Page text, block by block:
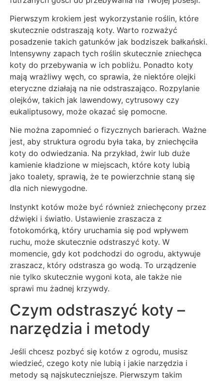
Pierwszym krokiem jest wykorzystanie roślin, które
skutecznie odstraszają koty. Warto rozważyć
posadzenie takich gatunków jak bodziszek bałkański.
Intensywny zapach tych roślin skutecznie zniechęca
koty do przebywania w ich pobliżu. Ponadto koty
mają wrażliwy węch, co sprawia, że niektóre olejki
eteryczne działają na nie odstraszająco. Rozpylanie
olejków, takich jak lawendowy, cytrusowy czy
eukaliptusowy, może okazać się pomocne.
Nie można zapomnieć o fizycznych barierach. Ważne
jest, aby struktura ogrodu była taka, by zniechęciła
koty do odwiedzania. Na przykład, żwir lub duże
kamienie kładzione w miejscach, które koty lubią
jako toalety, sprawią, że te powierzchnie staną się
dla nich niewygodne.
Instynkt kotów może być również zniechęcony przez
dźwięki i światło. Ustawienie zraszacza z
fotokomórką, który uruchamia się pod wpływem
ruchu, może skutecznie odstraszyć koty. W
momencie, gdy kot podchodzi do ogrodu, aktywuje
zraszacz, który odstrasza go wodą. To urządzenie
nie tylko skutecznie wygoni kota, ale także nie
sprawi mu żadnej krzywdy.
Czym odstraszyć koty –
narzędzia i metody
Jeśli chcesz pozbyć się kotów z ogrodu, musisz
wiedzieć, czego koty nie lubią i jakie narzędzia i
metody są najskuteczniejsze. Pierwszym takim